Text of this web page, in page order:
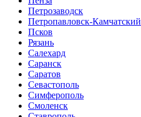
Петрозаводск
Петропавловск-Камчатский
Псков
Рязань
Салехард
Саранск
Саратов
Севастополь
Симферополь
Смоленск